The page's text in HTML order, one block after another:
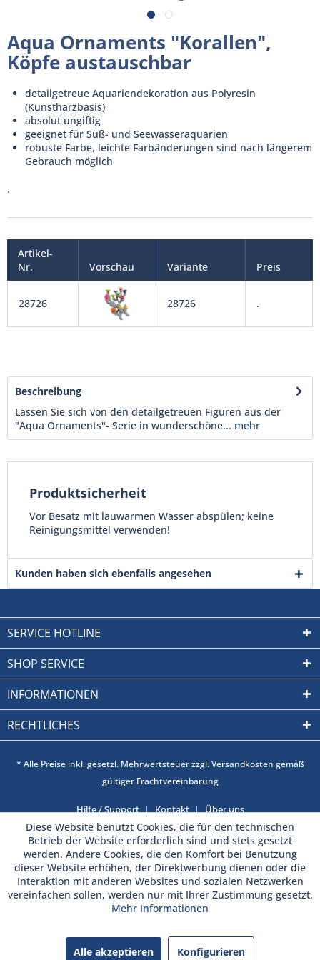
Aqua Ornaments "Korallen",
Köpfe austauschbar
detailgetreue Aquariendekoration aus Polyresin
(Kunstharzbasis)
absolut ungiftig
geeignet für Süß- und Seewasseraquarien
robuste Farbe, leichte Farbänderungen sind nach längerem
Gebrauch möglich
.
Artikel-
Nr.
Vorschau Variante Preis
28726 28726 .
Beschreibung
Lassen Sie sich von den detailgetreuen Figuren aus der
"Aqua Ornaments"- Serie in wunderschöne... mehr
Produktsicherheit
Vor Besatz mit lauwarmen Wasser abspülen; keine
Reinigungsmittel verwenden!
Kunden haben sich ebenfalls angesehen
SERVICE HOTLINE
SHOP SERVICE
INFORMATIONEN
RECHTLICHES
* Alle Preise inkl. gesetzl. Mehrwertsteuer zzgl. Versandkosten gemäß
gültiger Frachtvereinbarung
Hilfe / Support Kontakt Über uns
Diese Website benutzt Cookies, die für den technischen
Betrieb der Website erforderlich sind und stets gesetzt
werden. Andere Cookies, die den Komfort bei Benutzung
dieser Website erhöhen, der Direktwerbung dienen oder die
Interaktion mit anderen Websites und sozialen Netzwerken
vereinfachen sollen, werden nur mit Ihrer Zustimmung gesetzt.
Mehr Informationen
Alle akzeptieren Konfigurieren